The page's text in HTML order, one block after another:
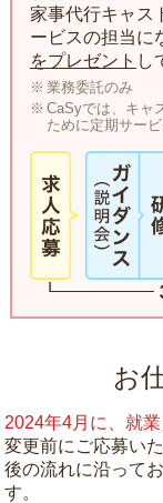
家事代行キャス
ービスの担当に
をプレゼント し
業務委託のみ
CaSyでは、キャ
ために定期サー
お
2024年4月に、就
変更前にご応募い
後の流れに沿って
す。